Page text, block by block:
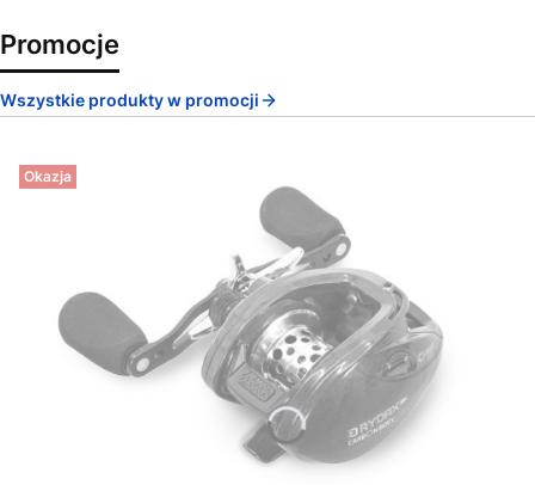
Promocje
Wszystkie produkty w promocji
Okazja